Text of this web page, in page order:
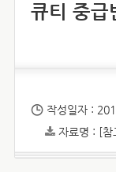
큐티 중급
작성일자 :
자료명 : [참